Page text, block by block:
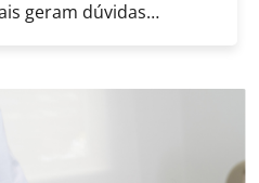
geram dúvidas…